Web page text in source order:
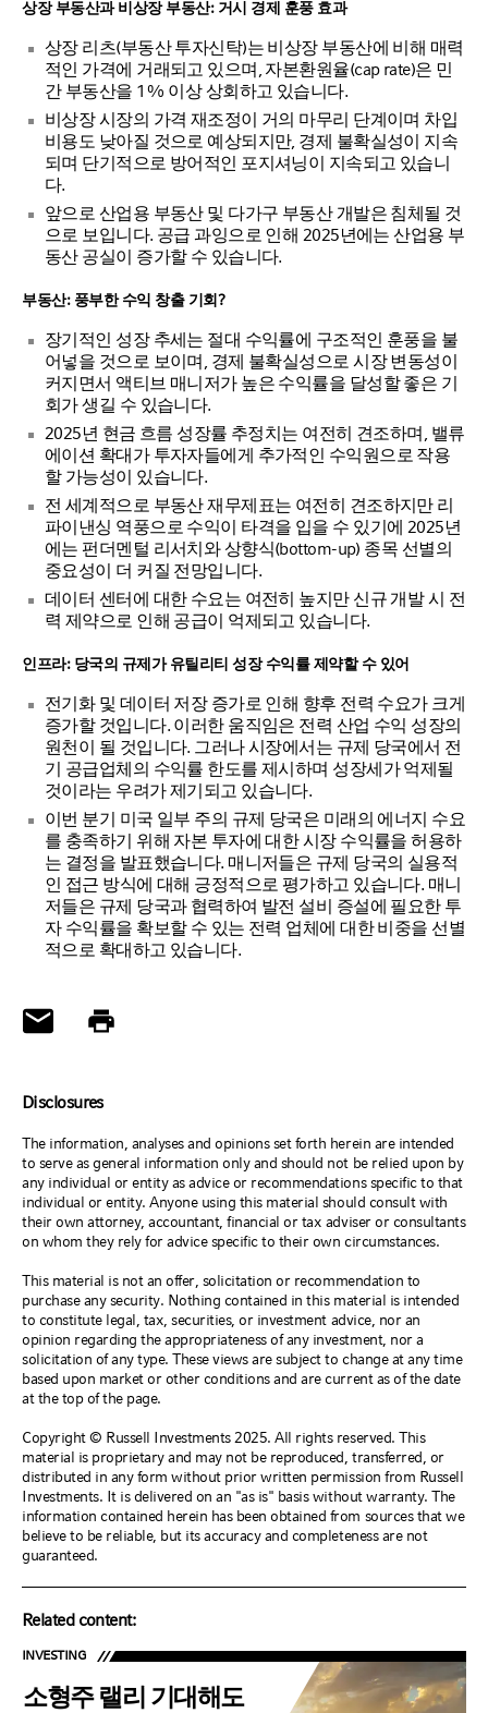
상장 부동산과 비상장 부동산: 거시 경제 훈풍 효과
상장 리츠(부동산 투자신탁)는 비상장 부동산에 비해 매력
적인 가격에 거래되고 있으며, 자본환원율(cap rate)은 민
간 부동산을 1% 이상 상회하고 있습니다.
비상장 시장의 가격 재조정이 거의 마무리 단계이며 차입
비용도 낮아질 것으로 예상되지만, 경제 불확실성이 지속
되며 단기적으로 방어적인 포지셔닝이 지속되고 있습니
다.
앞으로 산업용 부동산 및 다가구 부동산 개발은 침체될 것
으로 보입니다. 공급 과잉으로 인해 2025년에는 산업용 부
동산 공실이 증가할 수 있습니다.
부동산: 풍부한 수익 창출 기회?
장기적인 성장 추세는 절대 수익률에 구조적인 훈풍을 불
어넣을 것으로 보이며, 경제 불확실성으로 시장 변동성이
커지면서 액티브 매니저가 높은 수익률을 달성할 좋은 기
회가 생길 수 있습니다.
2025년 현금 흐름 성장률 추정치는 여전히 견조하며, 밸류
에이션 확대가 투자자들에게 추가적인 수익원으로 작용
할 가능성이 있습니다.
전 세계적으로 부동산 재무제표는 여전히 견조하지만 리
파이낸싱 역풍으로 수익이 타격을 입을 수 있기에 2025년
에는 펀더멘털 리서치와 상향식(bottom-up) 종목 선별의
중요성이 더 커질 전망입니다.
데이터 센터에 대한 수요는 여전히 높지만 신규 개발 시 전
력 제약으로 인해 공급이 억제되고 있습니다.
인프라: 당국의 규제가 유틸리티 성장 수익률 제약할 수 있어
전기화 및 데이터 저장 증가로 인해 향후 전력 수요가 크게
증가할 것입니다. 이러한 움직임은 전력 산업 수익 성장의
원천이 될 것입니다. 그러나 시장에서는 규제 당국에서 전
기 공급업체의 수익률 한도를 제시하며 성장세가 억제될
것이라는 우려가 제기되고 있습니다.
이번 분기 미국 일부 주의 규제 당국은 미래의 에너지 수요
를 충족하기 위해 자본 투자에 대한 시장 수익률을 허용하
는 결정을 발표했습니다. 매니저들은 규제 당국의 실용적
인 접근 방식에 대해 긍정적으로 평가하고 있습니다. 매니
저들은 규제 당국과 협력하여 발전 설비 증설에 필요한 투
자 수익률을 확보할 수 있는 전력 업체에 대한 비중을 선별
적으로 확대하고 있습니다.
Disclosures
The information, analyses and opinions set forth herein are intended
to serve as general information only and should not be relied upon by
any individual or entity as advice or recommendations specific to that
individual or entity. Anyone using this material should consult with
their own attorney, accountant, financial or tax adviser or consultants
on whom they rely for advice specific to their own circumstances.
This material is not an offer, solicitation or recommendation to
purchase any security. Nothing contained in this material is intended
to constitute legal, tax, securities, or investment advice, nor an
opinion regarding the appropriateness of any investment, nor a
solicitation of any type. These views are subject to change at any time
based upon market or other conditions and are current as of the date
at the top of the page.
Copyright © Russell Investments 2025. All rights reserved. This
material is proprietary and may not be reproduced, transferred, or
distributed in any form without prior written permission from Russell
Investments. It is delivered on an "as is" basis without warranty. The
information contained herein has been obtained from sources that we
believe to be reliable, but its accuracy and completeness are not
guaranteed.
Related content:
INVESTING
소형주 랠리 기대해도